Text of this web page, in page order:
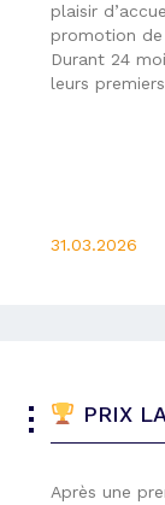
plaisir
promotion de
Durant 24
leurs
31.03.2026
PRIX
Après une